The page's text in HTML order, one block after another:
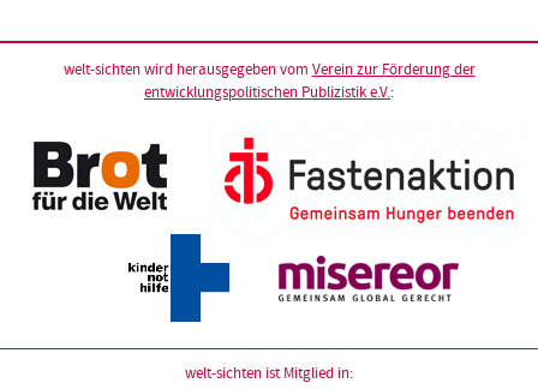
welt-sichten wird herausgegeben vom Verein zur Förderung der
entwicklungspolitischen Publizistik e.V.:
welt-sichten ist Mitglied in: